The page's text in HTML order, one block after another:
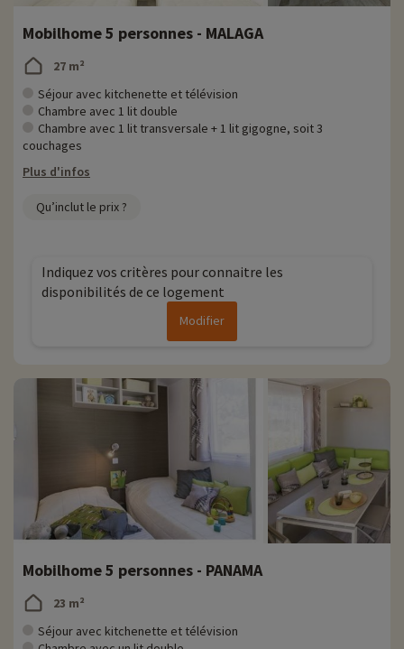
Mobilhome 5 personnes - MALAGA
27 m²
Séjour avec kitchenette et télévision
Chambre avec 1 lit double
Chambre avec 1 lit transversale + 1 lit gigogne, soit 3
couchages
Plus d'infos
Qu’inclut le prix ?
Indiquez vos critères pour connaitre les
disponibilités de ce logement
Modifier
Mobilhome 5 personnes - PANAMA
23 m²
Séjour avec kitchenette et télévision